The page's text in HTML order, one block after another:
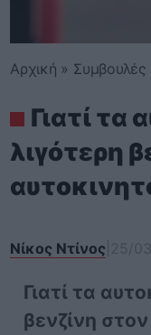
Αρχική » Συμβουλές
Γιατί τα
λιγότερη
Νίκος Ντίνος
Γιατί τα
βενζίνη